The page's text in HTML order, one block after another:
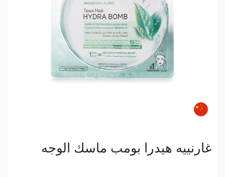
غارنييه هيدرا بومب ماسك الوجه